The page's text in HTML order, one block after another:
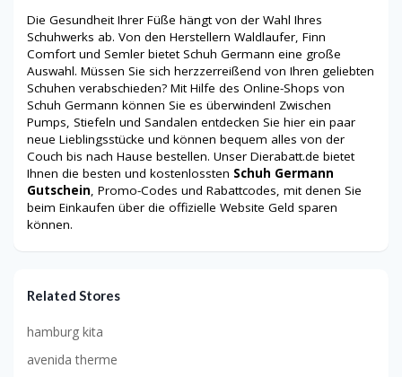
Die Gesundheit Ihrer Füße hängt von der Wahl Ihres
Schuhwerks ab. Von den Herstellern Waldlaufer, Finn
Comfort und Semler bietet Schuh Germann eine große
Auswahl. Müssen Sie sich herzzerreißend von Ihren geliebten
Schuhen verabschieden? Mit Hilfe des Online-Shops von
Schuh Germann können Sie es überwinden! Zwischen
Pumps, Stiefeln und Sandalen entdecken Sie hier ein paar
neue Lieblingsstücke und können bequem alles von der
Couch bis nach Hause bestellen. Unser Dierabatt.de bietet
Ihnen die besten und kostenlossten Schuh Germann
Gutschein, Promo-Codes und Rabattcodes, mit denen Sie
beim Einkaufen über die offizielle Website Geld sparen
können.
Related Stores
hamburg kita
avenida therme